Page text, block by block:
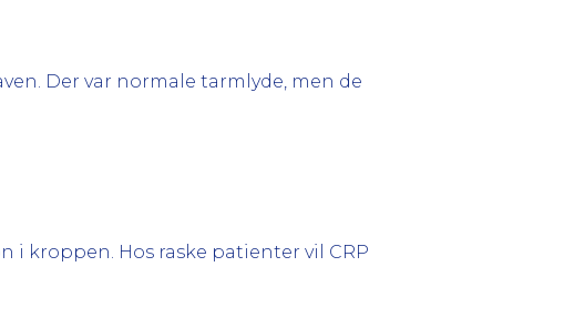
Der var normale tarmlyde, men de
i kroppen. Hos raske patienter vil CRP